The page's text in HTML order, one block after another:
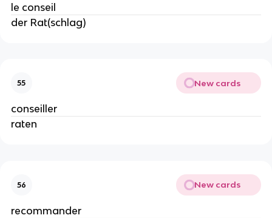
le conseil
der Rat(schlag)
55 New cards
conseiller
raten
56 New cards
recommander